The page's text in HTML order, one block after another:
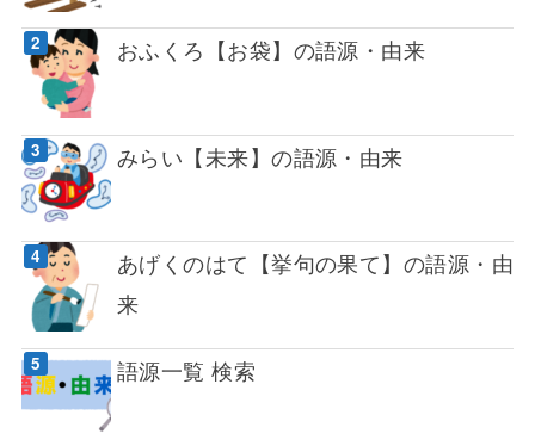
おふくろ【お袋】の語源・由来
みらい【未来】の語源・由来
あげくのはて【挙句の果て】の語源・由
来
語源一覧 検索